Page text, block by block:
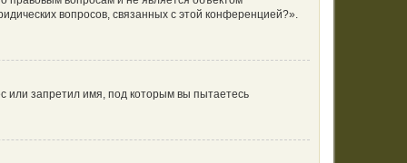
вопросов, связанных с этой конференцией?».
или запретил имя, под которым вы пытаетесь